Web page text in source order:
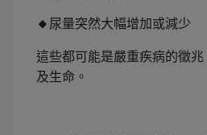
🔸 尿量突然大幅增加或減少
這些都可能是嚴重疾病的徵
及生命。